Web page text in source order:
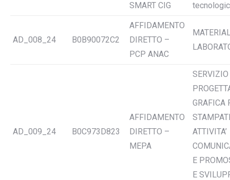
SMART CIG
AD_008_24 B0B90072C2
AFFIDAMENTO
DIRETTO –
PCP ANAC
AD_009_24 B0C973D823
AFFIDAMENTO
DIRETTO –
MEPA
GRAFICA
ATTIVITA’
E
E